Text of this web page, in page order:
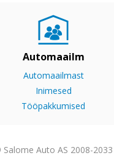
Automaailm
Automaailmast
Inimesed
Tööpakkumised
Salome Auto AS 2008-2033